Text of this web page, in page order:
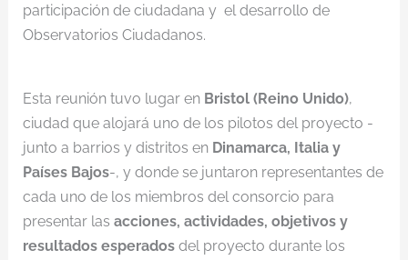
participación de ciudadana y el desarrollo de
Observatorios Ciudadanos.
Esta reunión tuvo lugar en Bristol (Reino Unido),
ciudad que alojará uno de los pilotos del proyecto -
junto a barrios y distritos en Dinamarca, Italia y
Países Bajos-, y donde se juntaron representantes de
cada uno de los miembros del consorcio para
presentar las acciones, actividades, objetivos y
resultados esperadosdel proyecto durante los